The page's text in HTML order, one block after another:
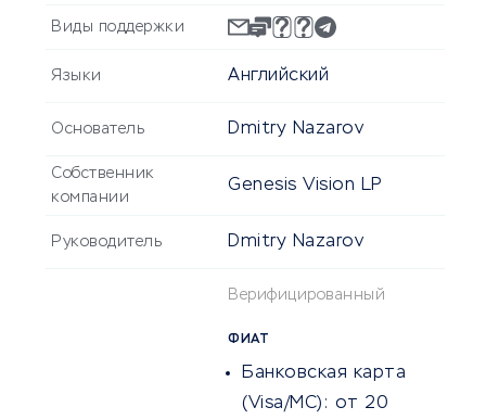
Виды поддержки
Языки Английский
Основатель Dmitry Nazarov
Собственник
компании
Genesis Vision LP
Руководитель Dmitry Nazarov
Верифицированный
ФИАТ
Банковская карта
(Visa/MC): от 20